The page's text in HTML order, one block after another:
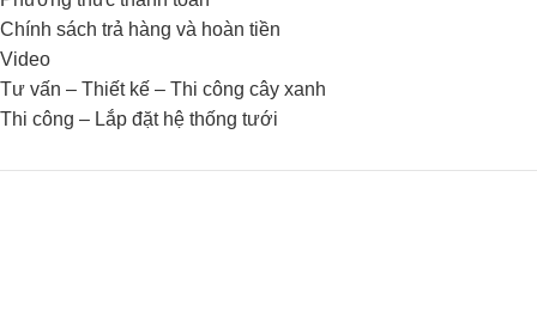
Chính sách trả hàng và hoàn tiền
Video
Tư vấn – Thiết kế – Thi công cây xanh
Thi công – Lắp đặt hệ thống tưới